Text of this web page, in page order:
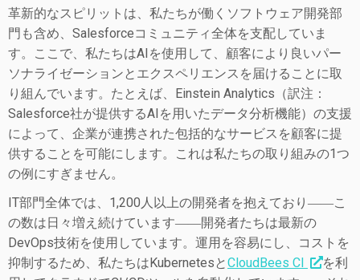
革新的なスピリットは、私たちが働くソフトウェア開発部
門も含め、Salesforceコミュニティ全体を支配していま
す。ここで、私たちはAIを使用して、顧客により良いパー
ソナライゼーションとエクスペリエンスを届けることに取
り組んでいます。たとえば、Einstein Analytics（訳注：
Salesforce社が提供するAIを用いたデータ分析機能）の支援
によって、企業が連携された包括的なサービスを顧客に提
供することを可能にします。これは私たちの取り組みの1つ
の例にすぎません。
IT部門全体では、1,200人以上の開発者を抱えており――こ
の数は日々増え続けています――開発者たちは最新の
DevOps技術を使用しています。運用を容易にし、コストを
抑制するため、私たちはKubernetesとCloudBees CI
を利